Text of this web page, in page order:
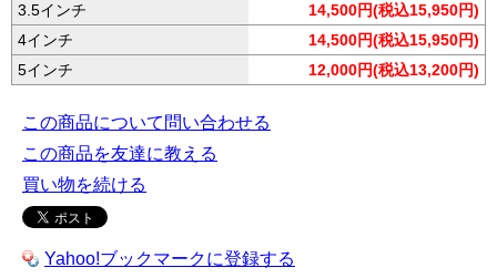
3.5インチ
14,500円(税込15,950円)
4インチ
14,500円(税込15,950円)
5インチ
12,000円(税込13,200円)
この商品について問い合わせる
この商品を友達に教える
買い物を続ける
Yahoo!ブックマークに登録する